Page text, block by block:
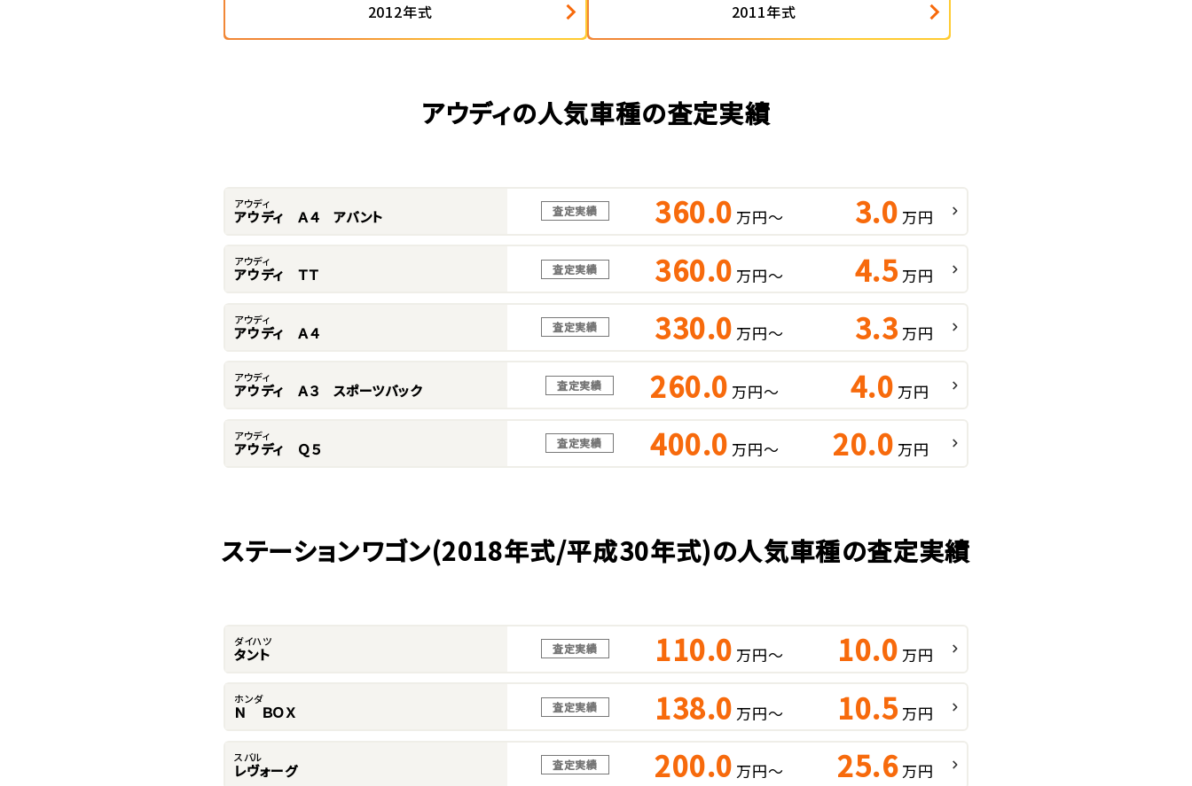
2012年式 2011年式
アウディの人気車種の査定実績
アウディ
アウディ Ａ４ アバント 査定実績 360.0 万円～ 3.0 万円
アウディ
アウディ ＴＴ 査定実績 360.0 万円～ 4.5 万円
アウディ
アウディ Ａ４ 査定実績 330.0 万円～ 3.3 万円
アウディ
アウディ Ａ３ スポーツバック 査定実績 260.0 万円～ 4.0 万円
アウディ
アウディ Ｑ５ 査定実績 400.0 万円～ 20.0 万円
ステーションワゴン(2018年式/平成30年式)の人気車種の査定実績
ダイハツ
タント 査定実績 110.0 万円～ 10.0 万円
ホンダ
Ｎ ＢＯＸ 査定実績 138.0 万円～ 10.5 万円
スバル
レヴォーグ 査定実績 200.0 万円～ 25.6 万円